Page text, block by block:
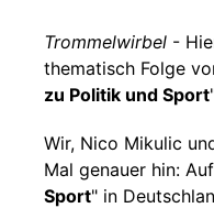
Trommelwirbel -
thematisch Folge
zu Politik und Sport
Wir, Nico Mikulic
Mal genauer hin:
Sport" in